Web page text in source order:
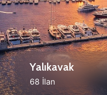
Yalıkavak
68 İlan